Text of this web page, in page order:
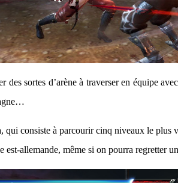
sortes d’arène à traverser en équipe
consiste à parcourir cinq niveaux le
allemande, même si on pourra regretter